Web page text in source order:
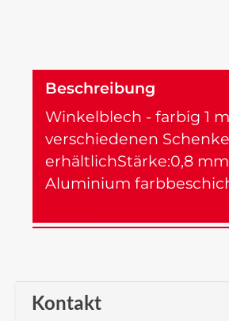
Beschreibung
Winkelblech - farbig 1
verschiedenen
erhältlichStärke:0,8
Aluminium
Kontakt